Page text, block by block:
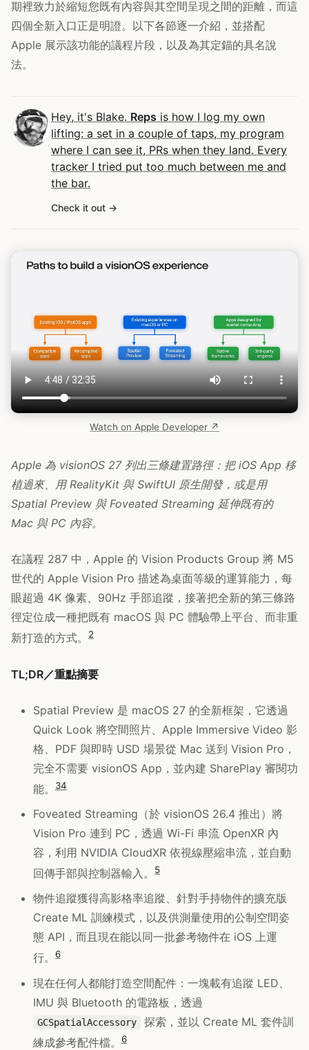
期裡致力於縮短您既有內容與其空間呈現之間的距離，而這
四個全新入口正是明證。以下各節逐一介紹，並搭配
Apple 展示該功能的議程片段，以及為其定錨的具名說
法。
Hey, it's Blake. Reps is how I log my own
lifting: a set in a couple of taps, my program
where I can see it, PRs when they land. Every
tracker I tried put too much between me and
the bar.
Check it out
Watch on Apple Developer ↗
Apple 為 visionOS 27 列出三條建置路徑：把 iOS App 移
植過來、用 RealityKit 與 SwiftUI 原生開發，或是用
Spatial Preview 與 Foveated Streaming 延伸既有的
Mac 與 PC 內容。
在議程 287 中，Apple 的 Vision Products Group 將 M5
世代的 Apple Vision Pro 描述為桌面等級的運算能力，每
眼超過 4K 像素、90Hz 手部追蹤，接著把全新的第三條路
徑定位成一種把既有 macOS 與 PC 體驗帶上平台、而非重
新打造的方式。
2
TL;DR／重點摘要
Spatial Preview 是 macOS 27 的全新框架，它透過
Quick Look 將空間照片、Apple Immersive Video 影
格、PDF 與即時 USD 場景從 Mac 送到 Vision Pro，
完全不需要 visionOS App，並內建 SharePlay 審閱功
能。
34
Foveated Streaming（於 visionOS 26.4 推出）將
Vision Pro 連到 PC，透過 Wi-Fi 串流 OpenXR 內
容，利用 NVIDIA CloudXR 依視線壓縮串流，並自動
回傳手部與控制器輸入。
5
物件追蹤獲得高影格率追蹤、針對手持物件的擴充版
Create ML 訓練模式，以及供測量使用的公制空間姿
態 API，而且現在能以同一批參考物件在 iOS 上運
行。
6
現在任何人都能打造空間配件：一塊載有追蹤 LED、
IMU 與 Bluetooth 的電路板，透過
GCSpatialAccessory
探索，並以 Create ML 套件訓
練成參考配件檔。
6